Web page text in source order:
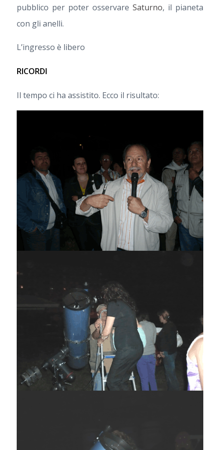
pubblico per poter osservareSaturno, il pianeta
con gli anelli.
L’ingresso è libero
RICORDI
Il tempo ci ha assistito. Ecco il risultato: